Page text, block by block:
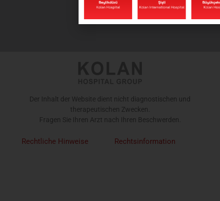
Der Inhalt der Website dient nicht diagnostischen und
therapeutischen Zwecken.
Fragen Sie Ihren Arzt nach Ihren Beschwerden.
Rechtliche Hinweise Rechtsinformation